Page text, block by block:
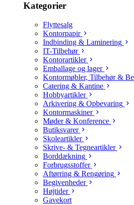
Kategorier
Flyttesalg
Kontorpapir
Indbinding & Laminering
IT-Tilbehør
Kontorartikler
Emballage og lager
Kontormøbler, Tilbehør &
Catering & Kantine
Hobbyartikler
Arkivering & Opbevaring
Kontormaskiner
Møder & Konference
Butiksvarer
Skoleartikler
Skrive- & Tegneartikler
Borddækning
Forbrugsstoffer
Aftørring & Rengøring
Begivenheder
Højtider
Gavekort